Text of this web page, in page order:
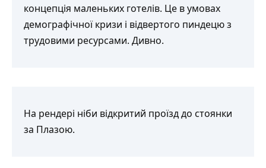
концепція маленьких готелів. Це в умовах
демографічної кризи і відвертого пиндецю з
трудовими ресурсами. Дивно.
На рендері ніби відкритий проїзд до стоянки
за Плазою.